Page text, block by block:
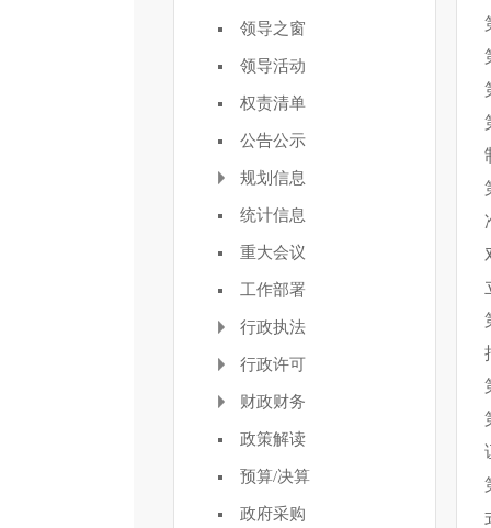
领导之窗
领导活动
权责清单
公告公示
规划信息
统计信息
重大会议
工作部署
行政执法
行政许可
财政财务
政策解读
预算/决算
政府采购